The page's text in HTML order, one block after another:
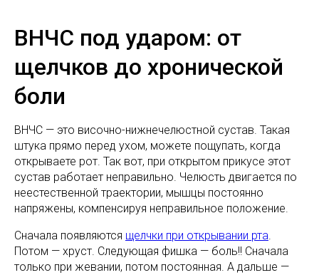
ВНЧС под ударом: от
щелчков до хронической
боли
ВНЧС — это височно-нижнечелюстной сустав. Такая
штука прямо перед ухом, можете пощупать, когда
открываете рот. Так вот, при открытом прикусе этот
сустав работает неправильно. Челюсть двигается по
неестественной траектории, мышцы постоянно
напряжены, компенсируя неправильное положение.
Сначала появляются щелчки при открывании рта.
Потом — хруст. Следующая фишка — боль!! Сначала
только при жевании, потом постоянная. А дальше —